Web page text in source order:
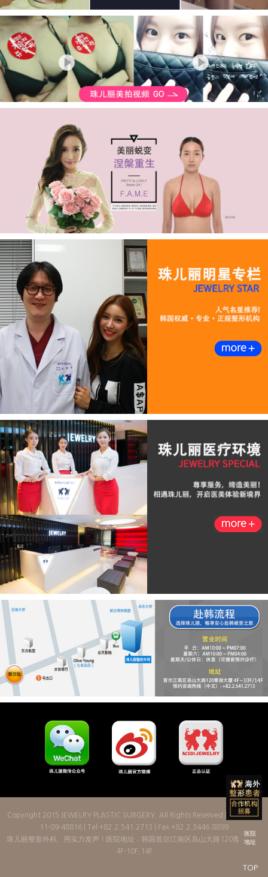
Copyright 2015 JEWELRY PLASTIC SURGERY . All Rights Reserved | License: 2
11-09-48816 | Tel +82.2.541.2713 | Fax +82.2.3446.8899
珠儿丽整形外科，用实力发声！医院地址：韩国首尔江南区岛山大路120青湖大厦
4F-10F,14F
医院
地址
TOP